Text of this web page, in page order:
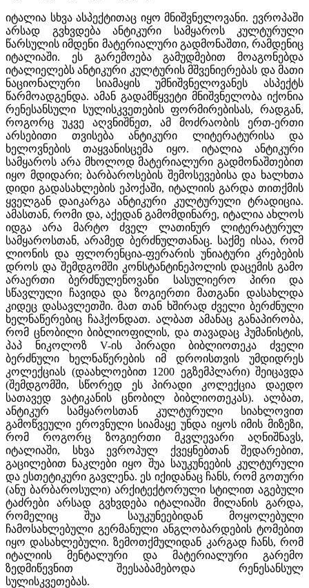
იტალია სხვა ასპექტითაც იყო მნიშვნელოვანი. ევროპაში
არსად გვხვდება ანტიკური სამყაროს კულტურული
წარსულის იმდენი მატერიალური გადმონაშთი, რამდენიც
იტალიაში. ეს გარემოება გამუდმებით მოაგონებდა
იტალიელებს ანტიკური კულტურის მშვენიერებას და მათი
ნაციონალური სიამაყის უმნიშვნელოვანეს ასპექტს
წარმოადგენდა. ამან გადამწყვეტი მნიშვნელობა იქონია
რენესანსული სულისკვეთების ფორმირებისას, რადგან,
როგორც უკვე აღვნიშნეთ, ამ მოძრაობის ერთ-ერთი
არსებითი თვისება ანტიკური ლიტერატურისა და
ხელოვნების თაყვანისცემა იყო. იტალია ანტიკური
სამყაროს არა მხოლოდ მატერიალური გადმონაშთებით
იყო მდიდარი; ბარბაროსების შემოსევებისა და ხალხთა
დიდი გადასახლების ეპოქაში, იტალიის გარდა თითქმის
ყველგან დაიკარგა ანტიკური კულტურული ტრადიცია.
ამასთან, რომი და, აქედან გამომდინარე, იტალია ახლოს
იდგა არა მარტო ძველ ლათინურ ლიტერატურულ
სამყაროსთან, არამედ ბერძნულთანაც. საქმე ისაა, რომ
ლიონის და ფლორენცია-ფერარის უნიატური კრებების
დროს და შემდგომში კონსტანტინეპოლის დაცემის გამო
არაერთი ბერძნულენოვანი სასულიერო პირი და
სწავლული ჩავიდა და ზოგიერთი მათგანი დასახლდა
კიდეც დასავლეთში. მათ თან ხშირად ძველი ბერძნული
ხელნაწერებიც ჩაჰქონდათ. ალბათ ამანაც განაპირობა,
რომ ცნობილი ბიბლიოფილის, და თავადაც ჰუმანისტის,
პაპ ნიკოლოზ V-ის პირადი ბიბლიოთეკა ძველი
ბერძნული ხელნაწერების იმ დროისთვის უმდიდრეს
კოლექციას (დაახლოებით 1200 ეგზემპლარი) შეიცავდა
(შემდგომში, სწორედ ეს პირადი კოლექცია დაედო
სათავედ ვატიკანის ცნობილ ბიბლიოთეკას). ალბათ,
ანტიკურ სამყაროსთან კულტურული სიახლოვით
გამოწვეული ეროვნული სიამაყე უნდა იყოს იმის მიზეზი,
რომ როგორც ზოგიერთი მკვლევარი აღნიშნავს,
იტალიაში, სხვა ევროპულ ქვეყნებთან შედარებით,
გაცილებით ნაკლები იყო შუა საუკუნეების კულტურული
და ესთეტიკური გავლენა. ეს იქიდანაც ჩანს, რომ გოთური
(ანუ ბარბაროსული) არქიტექტორული სტილით აგებული
ტაძრები არსად გვხვდება იტალიაში მილანის გარდა,
რომელიც შუა საუკუნეებიდან მოყოლებული
ჩამოსახლებული გერმანული ანგლობარდების ტომებით
იყო დასახლებული. ზემოთქმულიდან კარგად ჩანს, რომ
იტალიის მენტალური და მატერიალური გარემო
ზედმიწევნით შეესაბამებოდა რენესანსულ
სულისკვეთებას.